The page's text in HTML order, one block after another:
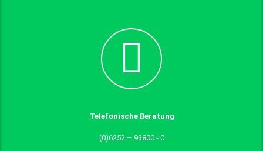
Telefonische Beratung
(0)6252 – 93800 - 0